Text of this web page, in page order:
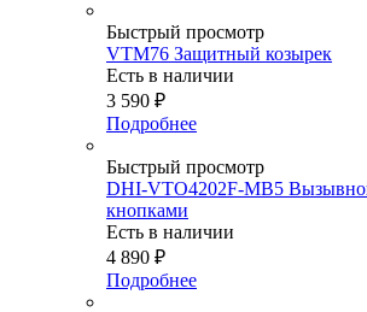
Быстрый просмотр
VTM76 Защитный козырек
Есть в наличии
3 590 ₽
Подробнее
Быстрый просмотр
DHI-VTO4202F-MB5
кнопками
Есть в наличии
4 890 ₽
Подробнее